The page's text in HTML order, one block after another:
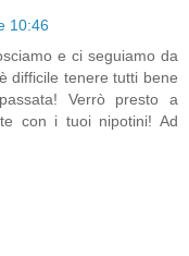
10:46
e ci seguiamo da
difficile tenere tutti bene
Verrò presto a
con i tuoi nipotini! Ad